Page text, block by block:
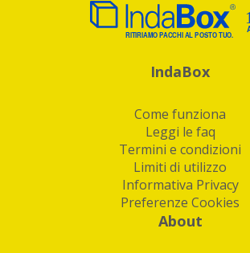
IndaBox
Come funziona
Leggi le faq
Termini e condizioni
Limiti di utilizzo
Informativa Privacy
Preferenze Cookies
About